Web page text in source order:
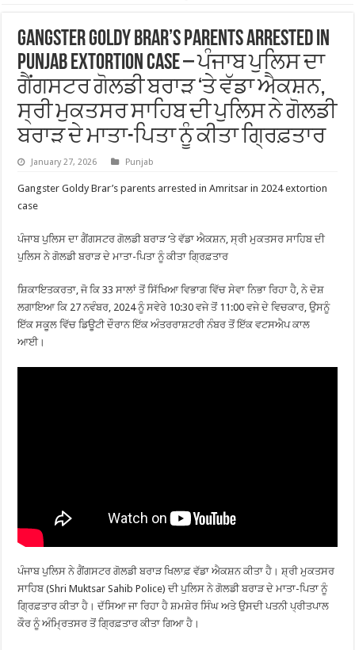
Gangster Goldy Brar’s Parents Arrested in
Punjab Extortion Case – ਪੰਜਾਬ ਪੁਲਿਸ ਦਾ
ਗੈਂਗਸਟਰ ਗੋਲਡੀ ਬਰਾੜ ‘ਤੇ ਵੱਡਾ ਐਕਸ਼ਨ,
ਸ੍ਰੀ ਮੁਕਤਸਰ ਸਾਹਿਬ ਦੀ ਪੁਲਿਸ ਨੇ ਗੋਲਡੀ
ਬਰਾੜ ਦੇ ਮਾਤਾ-ਪਿਤਾ ਨੂੰ ਕੀਤਾ ਗ੍ਰਿਫ਼ਤਾਰ
January 27, 2026 Punjab
Gangster Goldy Brar’s parents arrested in Amritsar in 2024 extortion
case
ਪੰਜਾਬ ਪੁਲਿਸ ਦਾ ਗੈਂਗਸਟਰ ਗੋਲਡੀ ਬਰਾੜ ‘ਤੇ ਵੱਡਾ ਐਕਸ਼ਨ, ਸ੍ਰੀ ਮੁਕਤਸਰ ਸਾਹਿਬ ਦੀ
ਪੁਲਿਸ ਨੇ ਗੋਲਡੀ ਬਰਾੜ ਦੇ ਮਾਤਾ-ਪਿਤਾ ਨੂੰ ਕੀਤਾ ਗ੍ਰਿਫ਼ਤਾਰ
ਸ਼ਿਕਾਇਤਕਰਤਾ, ਜੋ ਕਿ 33 ਸਾਲਾਂ ਤੋਂ ਸਿੱਖਿਆ ਵਿਭਾਗ ਵਿੱਚ ਸੇਵਾ ਨਿਭਾ ਰਿਹਾ ਹੈ, ਨੇ ਦੋਸ਼
ਲਗਾਇਆ ਕਿ 27 ਨਵੰਬਰ, 2024 ਨੂੰ ਸਵੇਰੇ 10:30 ਵਜੇ ਤੋਂ 11:00 ਵਜੇ ਦੇ ਵਿਚਕਾਰ, ਉਸਨੂੰ
ਇੱਕ ਸਕੂਲ ਵਿੱਚ ਡਿਊਟੀ ਦੌਰਾਨ ਇੱਕ ਅੰਤਰਰਾਸ਼ਟਰੀ ਨੰਬਰ ਤੋਂ ਇੱਕ ਵਟਸਐਪ ਕਾਲ
ਆਈ।
ਪੰਜਾਬ ਪੁਲਿਸ ਨੇ ਗੈਂਗਸਟਰ ਗੋਲਡੀ ਬਰਾੜ ਖਿਲਾਫ਼ ਵੱਡਾ ਐਕਸ਼ਨ ਕੀਤਾ ਹੈ। ਸ਼੍ਰੀ ਮੁਕਤਸਰ
ਸਾਹਿਬ (Shri Muktsar Sahib Police) ਦੀ ਪੁਲਿਸ ਨੇ ਗੋਲਡੀ ਬਰਾੜ ਦੇ ਮਾਤਾ-ਪਿਤਾ ਨੂੰ
ਗ੍ਰਿਫ਼ਤਾਰ ਕੀਤਾ ਹੈ। ਦੱਸਿਆ ਜਾ ਰਿਹਾ ਹੈ ਸ਼ਮਸ਼ੇਰ ਸਿੰਘ ਅਤੇ ਉਸਦੀ ਪਤਨੀ ਪ੍ਰੀਤਪਾਲ
ਕੌਰ ਨੂੰ ਅੰਮ੍ਰਿਤਸਰ ਤੋਂ ਗ੍ਰਿਫ਼ਤਾਰ ਕੀਤਾ ਗਿਆ ਹੈ।